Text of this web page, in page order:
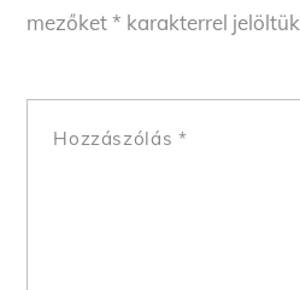
mezőket* karakterrel jelöltük
Hozzászólás *